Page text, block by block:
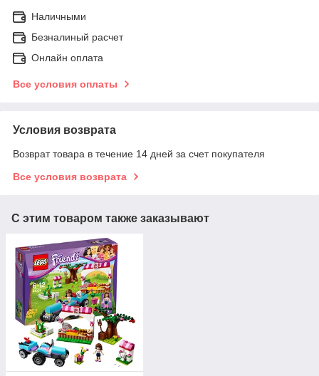
Наличными
Безналиный расчет
Онлайн оплата
Все условия оплаты
Условия возврата
Возврат товара в течение 14 дней за счет покупателя
Все условия возврата
С этим товаром также заказывают